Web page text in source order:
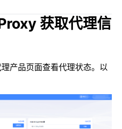
获取代理信
产品页面查看代理状态。以